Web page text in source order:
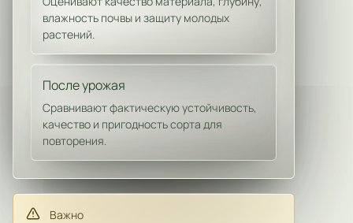
влажность почвы и защиту молодых
растений.
После урожая
Сравнивают фактическую устойчивость,
качество и пригодность сорта для
повторения.
Важно